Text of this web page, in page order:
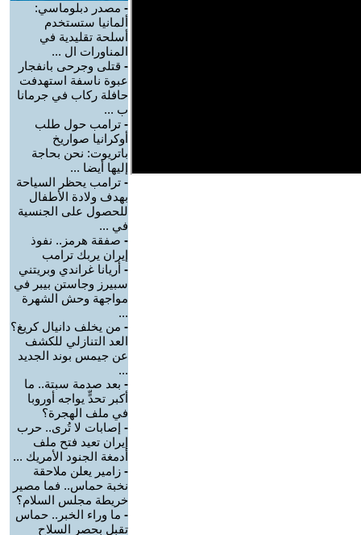
- مصدر دبلوماسي:
ألمانيا ستستخدم
أسلحة تقليدية في
المناورات ال ...
- قتلى وجرحى بانفجار
عبوة ناسفة استهدفت
حافلة ركاب في جرمانا
ب ...
- ترامب حول طلب
أوكرانيا صواريخ
باتريوت: نحن بحاجة
إليها أيضا ...
- ترامب يحظر السياحة
بهدف ولادة الأطفال
للحصول على الجنسية
في ...
- صفقة هرمز.. نفوذ
إيران يربك ترامب
- أريانا غراندي وبريتني
سبيرز وجاستن بيبر في
مواجهة وحش الشهرة
...
- من يخلف دانيال كريغ؟
العد التنازلي للكشف
عن جيمس بوند الجديد
...
- بعد صدمة سبتة.. ما
أكبر تحدٍّ يواجه أوروبا
في ملف الهجرة؟
- إصابات لا تُرى.. حرب
إيران تعيد فتح ملف
أدمغة الجنود الأمريك ...
- زامير يعلن ملاحقة
نخبة حماس.. فما مصير
خريطة مجلس السلام؟
- ما وراء الخبر.. حماس
تقبل بحصر السلاح